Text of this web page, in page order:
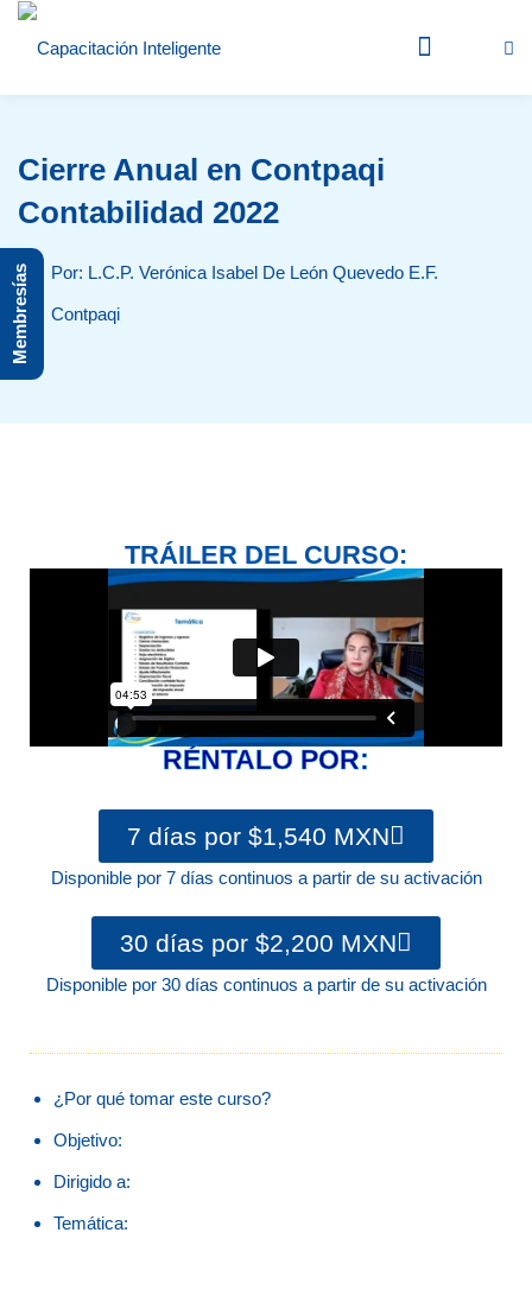
➤ Blog
En vivo
➤ Productividad
➤ Finanzas
Registro
Iniciar sesión
Cierre Anual en Contpaqi
Contabilidad 2022
Por: L.C.P. Verónica Isabel De León Quevedo E.F.
Contpaqi
TRÁILER DEL CURSO:
RÉNTALO POR:
7 días por $1,540 MXN
Disponible por 7 días continuos a partir de su activación
30 días por $2,200 MXN
Disponible por 30 días continuos a partir de su activación
¿Por qué tomar este curso?
Objetivo:
Dirigido a:
Temática:
Membresías